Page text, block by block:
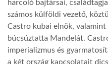
harcoló bajtársai,
számos külföldi vezető,
Castro kubai elnök,
búcsúztatta Mandelát.
imperializmus és
a két ország kapcsolatait